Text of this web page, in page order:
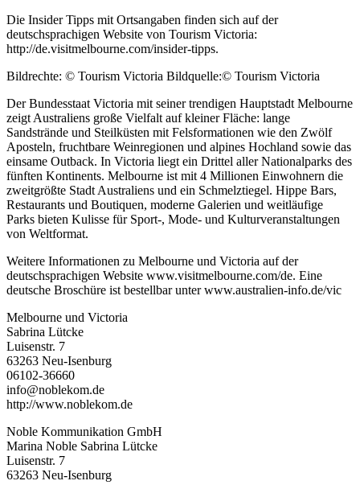
Die Insider Tipps mit Ortsangaben finden sich auf der
deutschsprachigen Website von Tourism Victoria:
http://de.visitmelbourne.com/insider-tipps.
Bildrechte: © Tourism Victoria Bildquelle:© Tourism Victoria
Der Bundesstaat Victoria mit seiner trendigen Hauptstadt Melbourne
zeigt Australiens große Vielfalt auf kleiner Fläche: lange
Sandstrände und Steilküsten mit Felsformationen wie den Zwölf
Aposteln, fruchtbare Weinregionen und alpines Hochland sowie das
einsame Outback. In Victoria liegt ein Drittel aller Nationalparks des
fünften Kontinents. Melbourne ist mit 4 Millionen Einwohnern die
zweitgrößte Stadt Australiens und ein Schmelztiegel. Hippe Bars,
Restaurants und Boutiquen, moderne Galerien und weitläufige
Parks bieten Kulisse für Sport-, Mode- und Kulturveranstaltungen
von Weltformat.
Weitere Informationen zu Melbourne und Victoria auf der
deutschsprachigen Website www.visitmelbourne.com/de. Eine
deutsche Broschüre ist bestellbar unter www.australien-info.de/vic
Melbourne und Victoria
Sabrina Lütcke
Luisenstr. 7
63263 Neu-Isenburg
06102-36660
info@noblekom.de
http://www.noblekom.de
Noble Kommunikation GmbH
Marina Noble Sabrina Lütcke
Luisenstr. 7
63263 Neu-Isenburg